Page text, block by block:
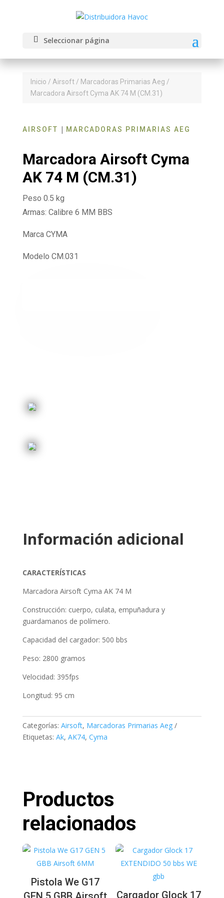
Seleccionar página
Inicio / Airsoft/ Marcadoras Primarias Aeg /
Marcadora Airsoft Cyma AK 74 M (CM.31)
AIRSOFT | MARCADORAS PRIMARIAS AEG
Marcadora Airsoft Cyma
AK 74 M (CM.31)
Peso 0.5 kg
Armas: Calibre 6 MM BBS
Marca CYMA
Modelo CM.031
Información adicional
CARACTERÍSTICAS
Marcadora Airsoft Cyma AK 74 M
Construcción: cuerpo, culata, empuñadura y
guardamanos de polímero.
Capacidad del cargador: 500 bbs
Peso: 2800 gramos
Velocidad: 395fps
Longitud: 95 cm
Categorías: Airsoft, Marcadoras Primarias Aeg
Etiquetas: Ak, AK74, Cyma
Productos
relacionados
Pistola We G17
Cargador Glock 17